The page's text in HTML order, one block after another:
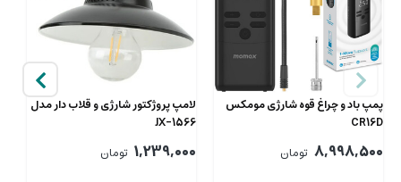
پمپ باد و چراغ قوه شارژی مومکس
CR16D
8,998,500 تومان
لامپ پروژکتور شارژی و قلاب دار مدل
JX-1566
1,239,000 تومان